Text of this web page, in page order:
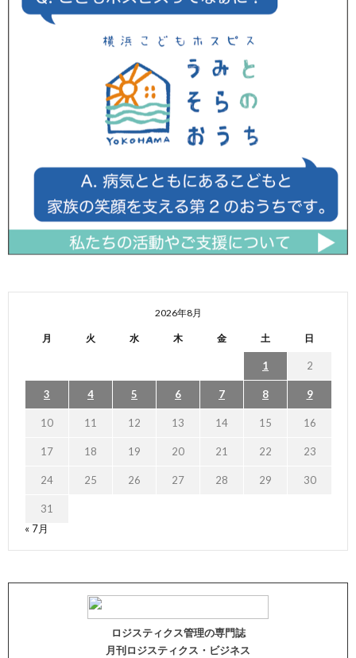
2026年8月
月 火 水 木 金 土 日
1 2
3 4 5 6 7 8 9
10 11 12 13 14 15 16
17 18 19 20 21 22 23
24 25 26 27 28 29 30
31
« 7月
ロジスティクス管理の専門誌
月刊ロジスティクス・ビジネス